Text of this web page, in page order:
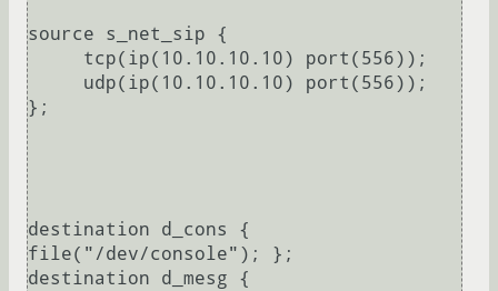
source s_net_sip {
};
destination d_cons {
file("/dev/console"); };
destination d_mesg {